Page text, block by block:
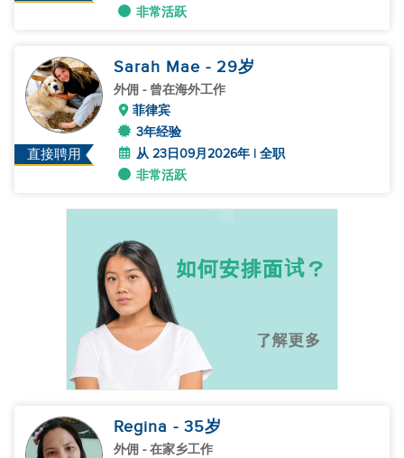
非常活跃
直接聘用
Sarah Mae - 29岁
外佣 - 曾在海外工作
菲律宾
3年经验
从 23日09月2026年 | 全职
非常活跃
Regina - 35岁
外佣 - 在家乡工作